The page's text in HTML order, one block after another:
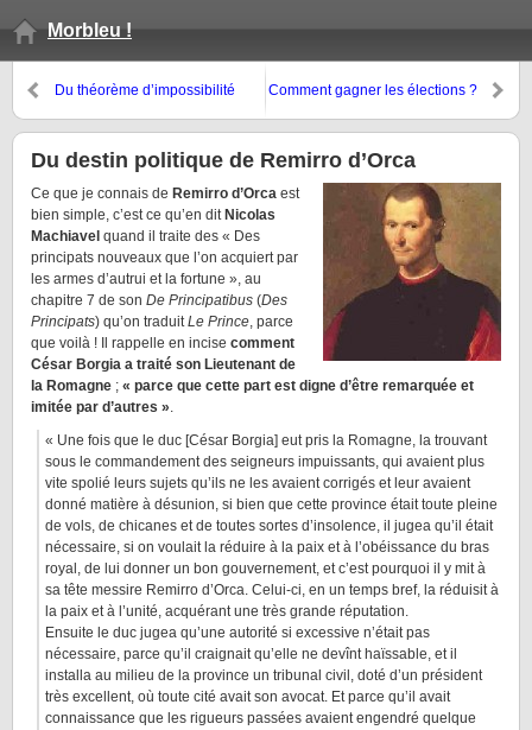
Morbleu !
Du théorème d’impossibilité
Comment gagner les élections ?
introuvable
Du destin politique de Remirro d’Orca
Ce que je connais de Remirro d’Orca est
bien simple, c’est ce qu’en dit Nicolas
Machiavel quand il traite des « Des
principats nouveaux que l’on acquiert par
les armes d’autrui et la fortune », au
chapitre 7 de son De Principatibus (Des
Principats) qu’on traduitLe Prince, parce
que voilà ! Il rappelle en incise comment
César Borgia a traité son Lieutenant de
la Romagne ; « parce que cette part est digne d’être remarquée et
imitée par d’autres ».
« Une fois que le duc [César Borgia] eut pris la Romagne, la trouvant
sous le commandement des seigneurs impuissants, qui avaient plus
vite spolié leurs sujets qu’ils ne les avaient corrigés et leur avaient
donné matière à désunion, si bien que cette province était toute pleine
de vols, de chicanes et de toutes sortes d’insolence, il jugea qu’il était
nécessaire, si on voulait la réduire à la paix et à l’obéissance du bras
royal, de lui donner un bon gouvernement, et c’est pourquoi il y mit à
sa tête messire Remirro d’Orca. Celui-ci, en un temps bref, la réduisit à
la paix et à l’unité, acquérant une très grande réputation.
Ensuite le duc jugea qu’une autorité si excessive n’était pas
nécessaire, parce qu’il craignait qu’elle ne devînt haïssable, et il
installa au milieu de la province un tribunal civil, doté d’un président
très excellent, où toute cité avait son avocat. Et parce qu’il avait
connaissance que les rigueurs passées avaient engendré quelque